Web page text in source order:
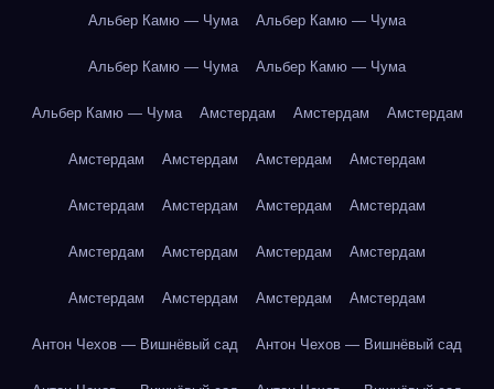
Альбер Камю — Чума Альбер Камю — Чума
Альбер Камю — Чума Альбер Камю — Чума
Альбер Камю — Чума Амстердам Амстердам Амстердам
Амстердам Амстердам Амстердам Амстердам
Амстердам Амстердам Амстердам Амстердам
Амстердам Амстердам Амстердам Амстердам
Амстердам Амстердам Амстердам Амстердам
Антон Чехов — Вишнёвый сад Антон Чехов — Вишнёвый сад